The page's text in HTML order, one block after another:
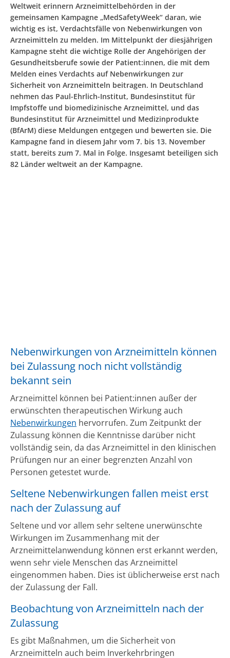
Weltweit erinnern Arzneimittelbehörden in der
gemeinsamen Kampagne „MedSafetyWeek“ daran, wie
wichtig es ist, Verdachtsfälle von Nebenwirkungen von
Arzneimitteln zu melden. Im Mittelpunkt der diesjährigen
Kampagne steht die wichtige Rolle der Angehörigen der
Gesundheitsberufe sowie der Patient:innen, die mit dem
Melden eines Verdachts auf Nebenwirkungen zur
Sicherheit von Arzneimitteln beitragen. In Deutschland
nehmen das Paul-Ehrlich-Institut, Bundesinstitut für
Impfstoffe und biomedizinische Arzneimittel, und das
Bundesinstitut für Arzneimittel und Medizinprodukte
(BfArM) diese Meldungen entgegen und bewerten sie. Die
Kampagne fand in diesem Jahr vom 7. bis 13. November
statt, bereits zum 7. Mal in Folge. Insgesamt beteiligen sich
82 Länder weltweit an der Kampagne.
Nebenwirkungen von Arzneimitteln können
bei Zulassung noch nicht vollständig
bekannt sein
Arzneimittel können bei Patient:innen außer der
erwünschten therapeutischen Wirkung auch
Nebenwirkungen hervorrufen. Zum Zeitpunkt der
Zulassung können die Kenntnisse darüber nicht
vollständig sein, da das Arzneimittel in den klinischen
Prüfungen nur an einer begrenzten Anzahl von
Personen getestet wurde.
Seltene Nebenwirkungen fallen meist erst
nach der Zulassung auf
Seltene und vor allem sehr seltene unerwünschte
Wirkungen im Zusammenhang mit der
Arzneimittelanwendung können erst erkannt werden,
wenn sehr viele Menschen das Arzneimittel
eingenommen haben. Dies ist üblicherweise erst nach
der Zulassung der Fall.
Beobachtung von Arzneimitteln nach der
Zulassung
Es gibt Maßnahmen, um die Sicherheit von
Arzneimitteln auch beim Inverkehrbringen